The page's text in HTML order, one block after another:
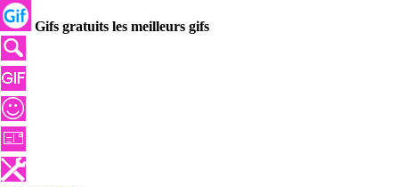
Gifs gratuits les meilleurs gifs